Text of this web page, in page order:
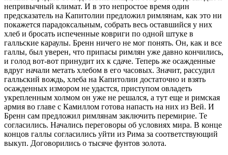
непривычный климат. И в это непростое время один
предсказатель на Капитолии предложил римлянам, как это ни
покажется парадоксальным, собрать весь оставшийся у них
хлеб и бросать испеченные ковриги по одной штуке в
галльские караулы. Бренн ничего не мог понять. Он, как и все
галлы, был уверен, что припасы римлян уже давно кончились,
и голод вот-вот принудит их к сдаче. Теперь же осажденные
вдруг начали метать хлебом в его часовых. Значит, рассудил
галльский вождь, хлеба на Капитолии достаточно и взять
осажденных измором не удастся, приступом овладеть
укрепленным холмом он уже не решался, а тут еще и римская
армия во главе с Камиллом готова напасть на них из Вей. И
Бренн сам предложил римлянам заключить перемирие. Те
согласились. Начались переговоры об условиях мира. В конце
концов галлы согласились уйти из Рима за соответствующий
выкуп. Договорились о тысяче фунтов золота.